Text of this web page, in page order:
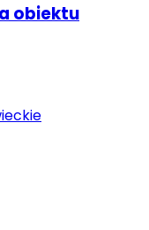
obiektu